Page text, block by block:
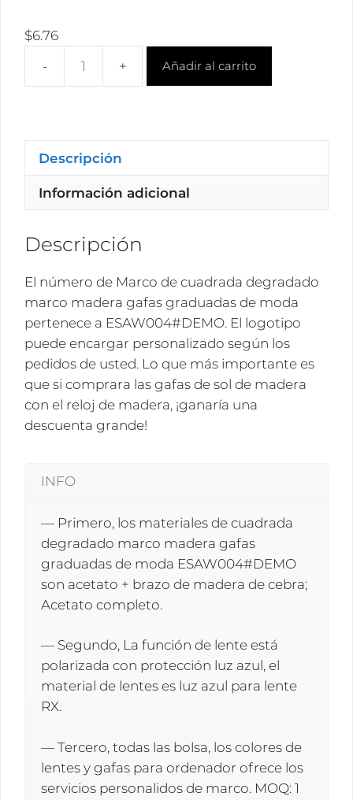
$6.76
Mayorista
gafas
graduadas
cantidad
Añadir al carrito
Descripción
Información adicional
Descripción
El número de Marco de cuadrada degradado
marco madera gafas graduadas de moda
pertenece a ESAW004#DEMO. El logotipo
puede encargar personalizado según los
pedidos de usted. Lo que más importante es
que si comprara las gafas de sol de madera
con el reloj de madera, ¡ganaría una
descuenta grande!
INFO
— Primero, los materiales de cuadrada
degradado marco madera gafas
graduadas de moda ESAW004#DEMO
son acetato + brazo de madera de cebra;
Acetato completo.
— Segundo, La función de lente está
polarizada con protección luz azul, el
material de lentes es luz azul para lente
RX.
— Tercero, todas las bolsa, los colores de
lentes y gafas para ordenador ofrece los
servicios personalidos de marco. MOQ: 1